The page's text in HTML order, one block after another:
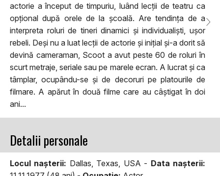
actorie a început de timpuriu, luând lecții de teatru ca
opțional după orele de la școală. Are tendința de a
interpreta roluri de tineri dinamici și individualiști, ușor
rebeli. Deși nu a luat lecții de actorie și inițial și-a dorit să
devină cameraman, Scoot a avut peste 60 de roluri în
scurt metraje, seriale sau pe marele ecran. A lucrat și ca
tâmplar, ocupându-se și de decoruri pe platourile de
filmare. A apărut în două filme care au câștigat în doi
ani...
Detalii personale
Locul naşterii: Dallas, Texas, USA - Data naşterii: